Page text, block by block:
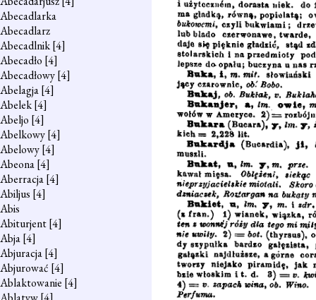
Abecadlarka
Abecadlarz
Abecadlnik[4]
Abecadło [4]
Abecadłowy[4]
Abelagja[4]
Abelek[4]
Abeljo [4]
Abelkowy[4]
Abelowy[4]
Abeona[4]
Aberracja[4]
Abiljus [4]
Abis
Abiturjent[4]
Abja[4]
Abjuracja[4]
Abjurować [4]
Ablaktowanie [4]